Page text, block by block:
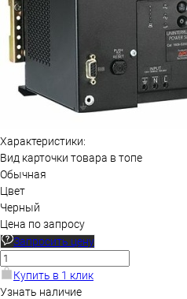
Характеристики:
Вид карточки товара в топе
Обычная
Цвет
Черный
Цена по запросу
Запросить цену
Купить в 1 клик
Узнать наличие